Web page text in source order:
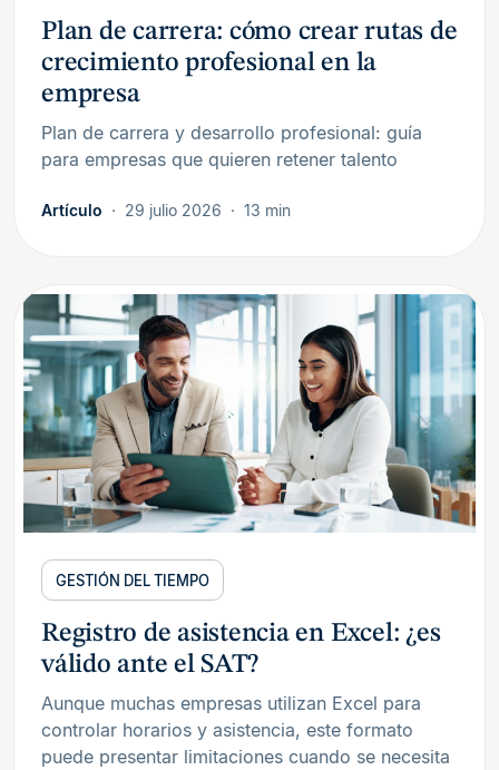
Plan de carrera: cómo crear rutas de
crecimiento profesional en la
empresa
Plan de carrera y desarrollo profesional: guía
para empresas que quieren retener talento
Artículo 29 julio 2026 13 min
GESTIÓN DEL TIEMPO
Registro de asistencia en Excel: ¿es
válido ante el SAT?
Aunque muchas empresas utilizan Excel para
controlar horarios y asistencia, este formato
puede presentar limitaciones cuando se necesita